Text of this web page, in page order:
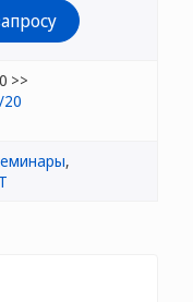
>>
20
,